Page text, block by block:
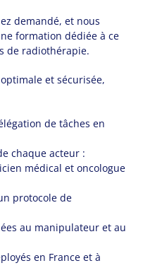
demandé, et nous
formation dédiée à ce
de radiothérapie.
et sécurisée,
de tâches en
chaque acteur :
médical et oncologue
protocole de
au manipulateur et au
en France et à